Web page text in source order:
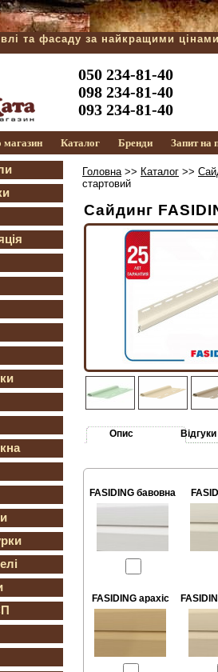
та фасаду за найкращими
050 234-81-40
098 234-81-40
093 234-81-40
магазин Каталог Бренди Запит на
Головна>> Каталог >>
стартовий
Сайдинг
Опис Відгуки
FASIDING бавовна
FASIDING арахіс